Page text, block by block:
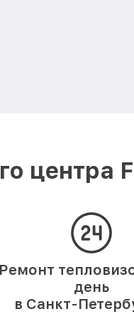
центра
Ремонт
день
в Санкт-